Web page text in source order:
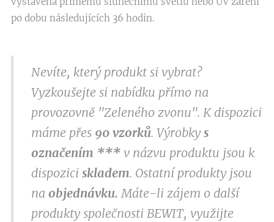
po dobu následujících 36 hodin.
Nevíte, který produkt si vybrat?
Vyzkoušejte si nabídku přímo na
provozovně "Zeleného zvonu". K dispozici
máme přes 90 vzorků. Výrobky s
označením *** v názvu produktu jsou k
dispozici skladem. Ostatní produkty jsou
na objednávku. Máte-li zájem o další
produkty společnosti BEWIT, využijte